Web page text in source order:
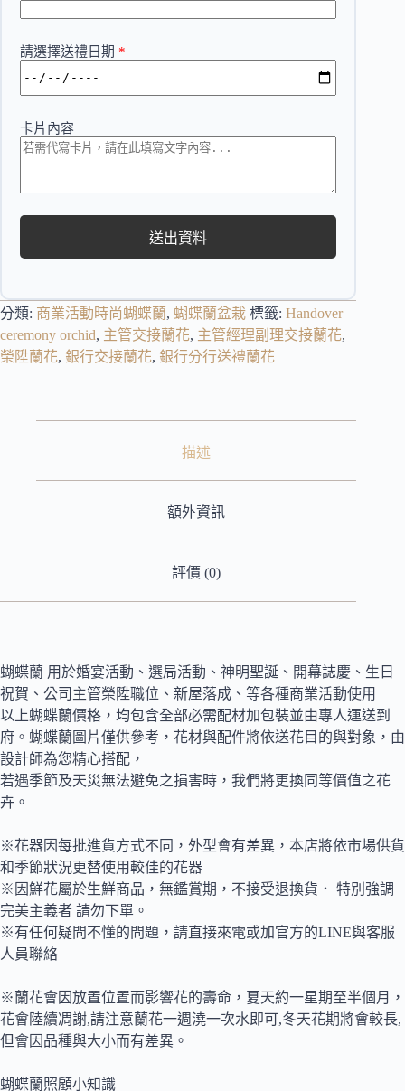
請選擇送禮日期 *
卡片內容
送出資料
分類: 商業活動時尚蝴蝶蘭, 蝴蝶蘭盆栽 標籤: Handover
ceremony orchid, 主管交接蘭花, 主管經理副理交接蘭花,
榮陞蘭花, 銀行交接蘭花, 銀行分行送禮蘭花
描述
額外資訊
評價 (0)
蝴蝶蘭 用於婚宴活動、選局活動、神明聖誕、開幕誌慶、生日
祝賀、公司主管榮陞職位、新屋落成、等各種商業活動使用
以上蝴蝶蘭價格，均包含全部必需配材加包裝並由專人運送到
府。蝴蝶蘭圖片僅供參考，花材與配件將依送花目的與對象，由
設計師為您精心搭配，
若遇季節及天災無法避免之損害時，我們將更換同等價值之花
卉。
※花器因每批進貨方式不同，外型會有差異，本店將依市場供貨
和季節狀況更替使用較佳的花器
※因鮮花屬於生鮮商品，無鑑賞期，不接受退換貨． 特別強調
完美主義者 請勿下單。
※有任何疑問不懂的問題，請直接來電或加官方的LINE與客服
人員聯絡
※蘭花會因放置位置而影響花的壽命，夏天約一星期至半個月，
花會陸續凋謝,請注意蘭花一週澆一次水即可,冬天花期將會較長,
但會因品種與大小而有差異。
蝴蝶蘭照顧小知識